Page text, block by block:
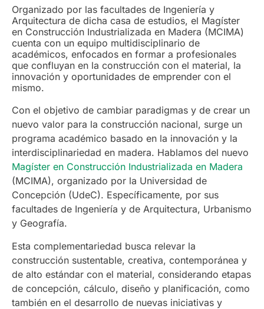
Organizado por las facultades de Ingeniería y
Arquitectura de dicha casa de estudios, el Magíster
en Construcción Industrializada en Madera (MCIMA)
cuenta con un equipo multidisciplinario de
académicos, enfocados en formar a profesionales
que confluyan en la construcción con el material, la
innovación y oportunidades de emprender con el
mismo.
Con el objetivo de cambiar paradigmas y de crear un
nuevo valor para la construcción nacional, surge un
programa académico basado en la innovación y la
interdisciplinariedad en madera. Hablamos del nuevo
Magíster en Construcción Industrializada en Madera
(MCIMA), organizado por la Universidad de
Concepción (UdeC). Específicamente, por sus
facultades de Ingeniería y de Arquitectura, Urbanismo
y Geografía.
Esta complementariedad busca relevar la
construcción sustentable, creativa, contemporánea y
de alto estándar con el material, considerando etapas
de concepción, cálculo, diseño y planificación, como
también en el desarrollo de nuevas iniciativas y